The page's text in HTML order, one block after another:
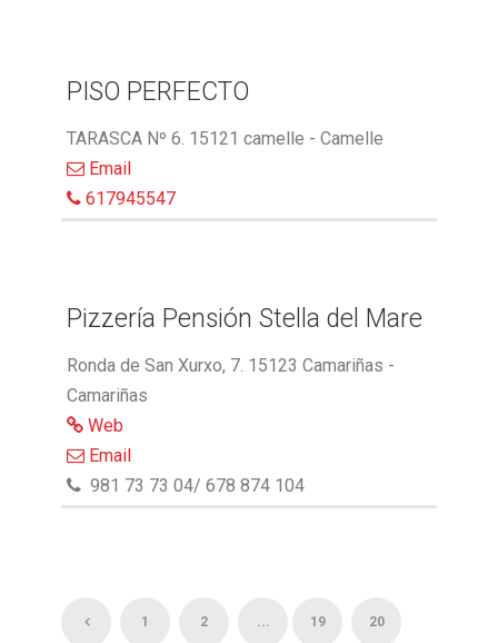
PISO PERFECTO
TARASCA Nº 6. 15121 camelle - Camelle
Email
617945547
Pizzería Pensión Stella del Mare
Ronda de San Xurxo, 7. 15123 Camariñas -
Camariñas
Web
Email
981 73 73 04/ 678 874 104
1 2 ... 19 20